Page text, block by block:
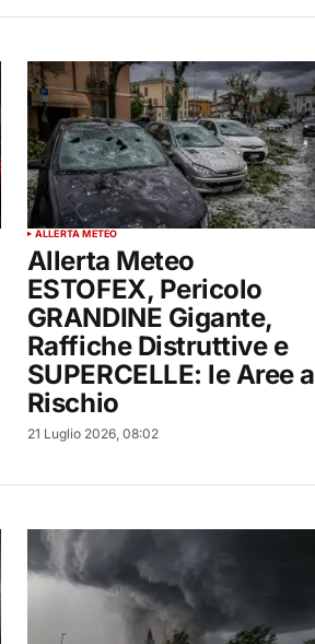
ALLERTA METEO
Allerta Meteo
ESTOFEX, Pericolo
GRANDINE Gigante,
Raffiche Distruttive e
SUPERCELLE: le Aree a
Rischio
21 Luglio 2026, 08:02